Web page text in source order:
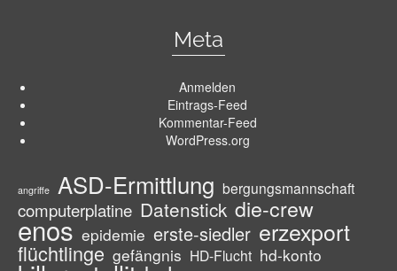
Meta
Anmelden
Eintrags-Feed
Kommentar-Feed
WordPress.org
angriffe ASD-Ermittlung bergungsmannschaft
computerplatine Datenstick die-crew
enos epidemie erste-siedler erzexport
flüchtlinge gefängnis HD-Flucht hd-konto